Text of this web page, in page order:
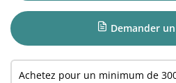
Demander
Achetez pour un minimum de